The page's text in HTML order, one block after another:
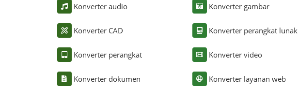
Konverter audio
Konverter CAD
Konverter perangkat
Konverter dokumen
Konverter gambar
Konverter perangkat lunak
Konverter video
Konverter layanan web